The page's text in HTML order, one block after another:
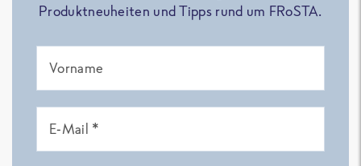
Produktneuheiten und Tipps rund um FRoSTA.
Vorname
E-Mail *